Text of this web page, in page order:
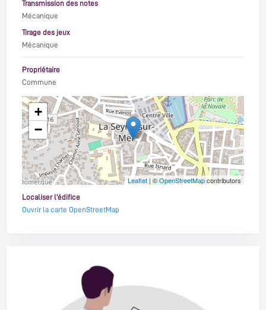
Transmission des notes
Mécanique
Tirage des jeux
Mécanique
Propriétaire
Commune
+
−
Leaflet | ©OpenStreetMapcontributors
Localiser l'édifice
Ouvrir la carte OpenStreetMap